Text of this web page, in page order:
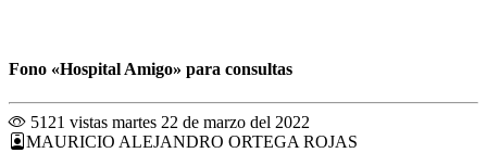
Fono «Hospital Amigo» para consultas
5121 vistas martes 22 de marzo del 2022
MAURICIO ALEJANDRO ORTEGA ROJAS